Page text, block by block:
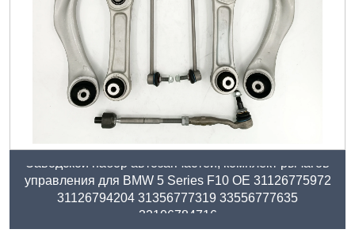
Заводской набор автозапчастей, комплект рычагов
управления для BMW 5 Series F10 OE 31126775972
31126794204 31356777319 33556777635
32106784716